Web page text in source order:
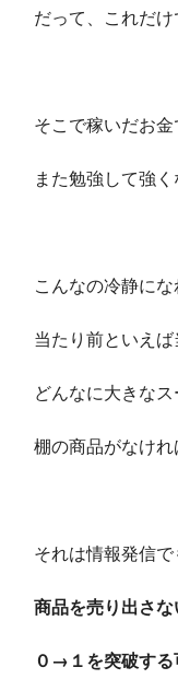
だって、これだけ
そこで稼いだお金
また勉強して強
こんなの冷静に
当たり前といえ
どんなに大きな
棚の商品がなけれ
それは情報発信で
商品を売り出さな
０→１を突破する